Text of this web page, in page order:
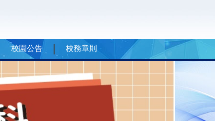
校園公告 校務章則